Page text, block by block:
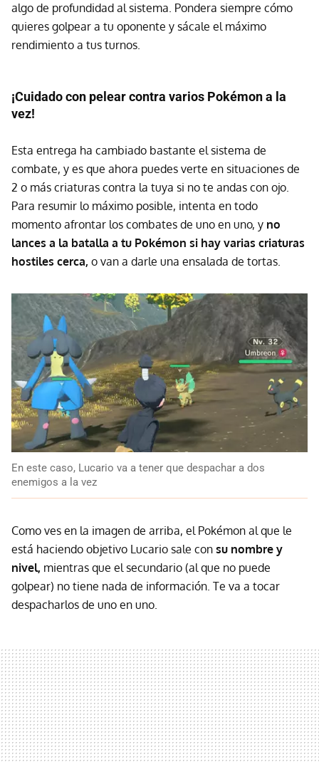
algo de profundidad al sistema. Pondera siempre cómo
quieres golpear a tu oponente y sácale el máximo
rendimiento a tus turnos.
¡Cuidado con pelear contra varios Pokémon a la
vez!
Esta entrega ha cambiado bastante el sistema de
combate, y es que ahora puedes verte en situaciones de
2 o más criaturas contra la tuya si no te andas con ojo.
Para resumir lo máximo posible, intenta en todo
momento afrontar los combates de uno en uno, y no
lances a la batalla a tu Pokémon si hay varias criaturas
hostiles cerca, o van a darle una ensalada de tortas.
En este caso, Lucario va a tener que despachar a dos
enemigos a la vez
Como ves en la imagen de arriba, el Pokémon al que le
está haciendo objetivo Lucario sale con su nombre y
nivel, mientras que el secundario (al que no puede
golpear) no tiene nada de información. Te va a tocar
despacharlos de uno en uno.